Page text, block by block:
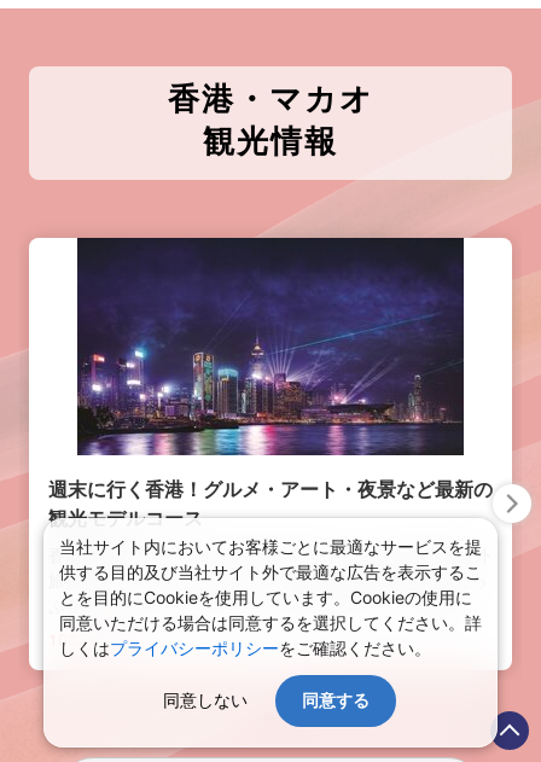
香港・マカオ
観光情報
週末に行く香港！グルメ・アート・夜景など最新の
観光モデルコース
香港は日本から片道4～5時間と週末でも行ける手軽な海外
旅行スポット。グルメにアート、美しい夜景など見所たっ
ぷり！2023年4月1日以降、香港入境に際して、出国前検
査（迅速抗原検査やPCR検査）を実施する必要もなくな
り、コロナ前と同様気軽に行けるようになりました！土日
にプラス1日して週末3日間で新しくできた話題のスポット
も含めて香港を遊びつくすモデルコースをご紹介しますの
で、ぜひ香港旅行の計画を立てる参考にしてみてください
10838view
当社サイト内においてお客様ごとに最適なサービスを提
供する目的及び当社サイト外で最適な広告を表示するこ
とを目的にCookieを使用しています。Cookieの使用に
同意いただける場合は同意するを選択してください。詳
しくはプライバシーポリシーをご確認ください。
同意しない 同意する